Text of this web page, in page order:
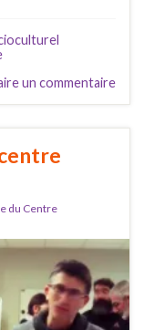
un commentaire
du Centre